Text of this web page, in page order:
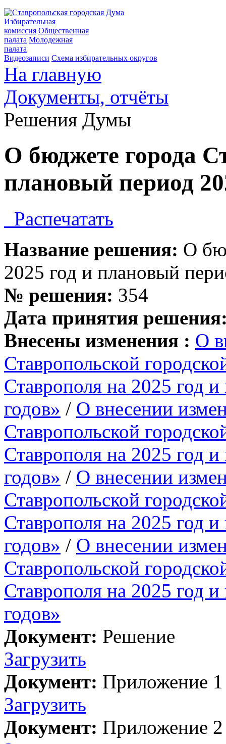
Избирательная
комиссия Общественная
палата Молодежная
палата
Видеозаписи Схема избирательных округов
На главную
Документы, отчёты
Решения Думы
О бюджете города
плановый период
Распечатать
Название решения: О
2025 год и плановый
№ решения: 354
Дата принятия
Внесены изменения : О
Ставропольской
Ставрополя на 2025 год
годов» / О внесении
Ставропольской
Ставрополя на 2025 год
годов» / О внесении
Ставропольской
Ставрополя на 2025 год
годов» / О внесении
Ставропольской
Ставрополя на 2025 год
годов»
Документ: Решение
Загрузить
Документ: Приложение 1
Загрузить
Документ: Приложение 2